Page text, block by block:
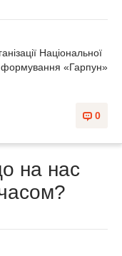
Національної
формування «Гарпун»
0
на нас